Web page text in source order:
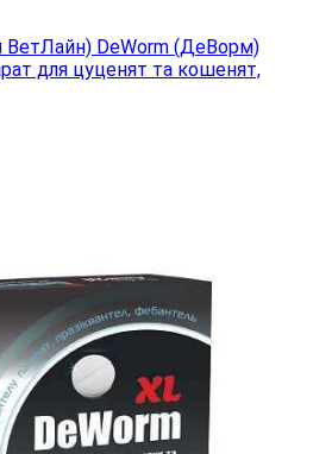
ВетЛайн) DeWorm (ДеВорм)
для цуценят та кошенят,